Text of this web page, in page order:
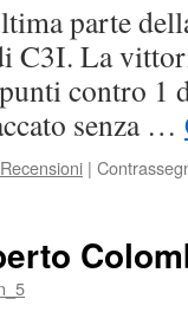
parte
C3I. La
contro 1
senza …
Recensioni |